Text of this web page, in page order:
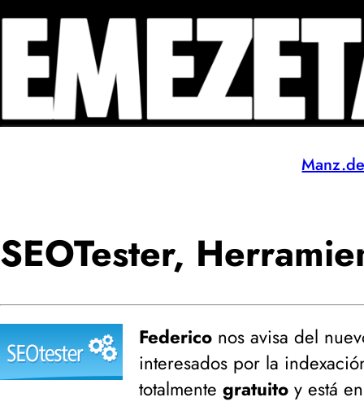
SEOTester,
Federico nos avisa del
interesados por la
totalmente gratuito y está